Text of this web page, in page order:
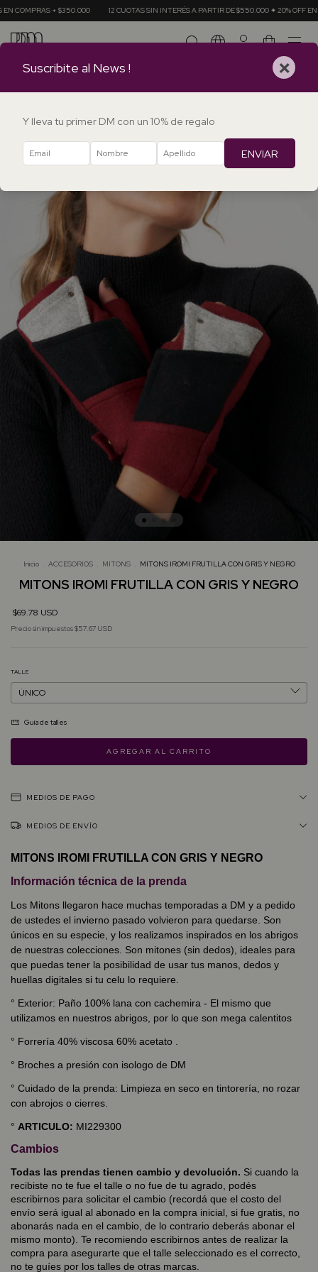
12 CUOTAS SIN INTERÉS A PARTIR DE $550.000 ✦ 20% OFF EN
0
Inicio . ACCESORIOS . MITONS . MITONS IROMI FRUTILLA CON GRIS Y NEGRO
MITONS IROMI FRUTILLA CON GRIS Y NEGRO
$69.78 USD
Precio sin impuestos$57.67 USD
TALLE
Guía de talles
MEDIOS DE PAGO
MEDIOS DE ENVÍO
MITONS IROMI
FRUTILLA CON GRIS Y NEGRO
Información técnica de la prenda
Los Mitons llegaron hace muchas temporadas a DM y a pedido
de ustedes el invierno pasado volvieron para quedarse. Son
únicos en su especie, y los realizamos inspirados en los abrigos
de nuestras colecciones. Son mitones (sin dedos), ideales para
que puedas tener la posibilidad de usar tus manos, dedos y
huellas digitales si tu celu lo requiere.
° Exterior: Paño 100% lana con cachemira - El mismo que
utilizamos en nuestros abrigos, por lo que son mega calentitos
° Forrería 40% viscosa 60% acetato .
° Broches a presión con isologo de DM
° Cuidado de la prenda: Limpieza en seco en tintorería, no rozar
con abrojos o cierres.
° ARTICULO: MI229300
Cambios
Todas las prendas tienen cambio y devolución. Si cuando la
recibiste no te fue el talle o no fue de tu agrado, podés
escribirnos para solicitar el cambio (recordá que el costo del
envío será igual al abonado en la compra inicial, si fue gratis, no
abonarás nada en el cambio, de lo contrario deberás abonar el
mismo monto). Te recomiendo escribirnos antes de realizar la
compra para asegurarte que el talle seleccionado es el correcto,
no te guíes por los talles de otras marcas.
Suscribite al News ! ×
Y lleva tu primer DM con un 10% de regalo
ENVIAR